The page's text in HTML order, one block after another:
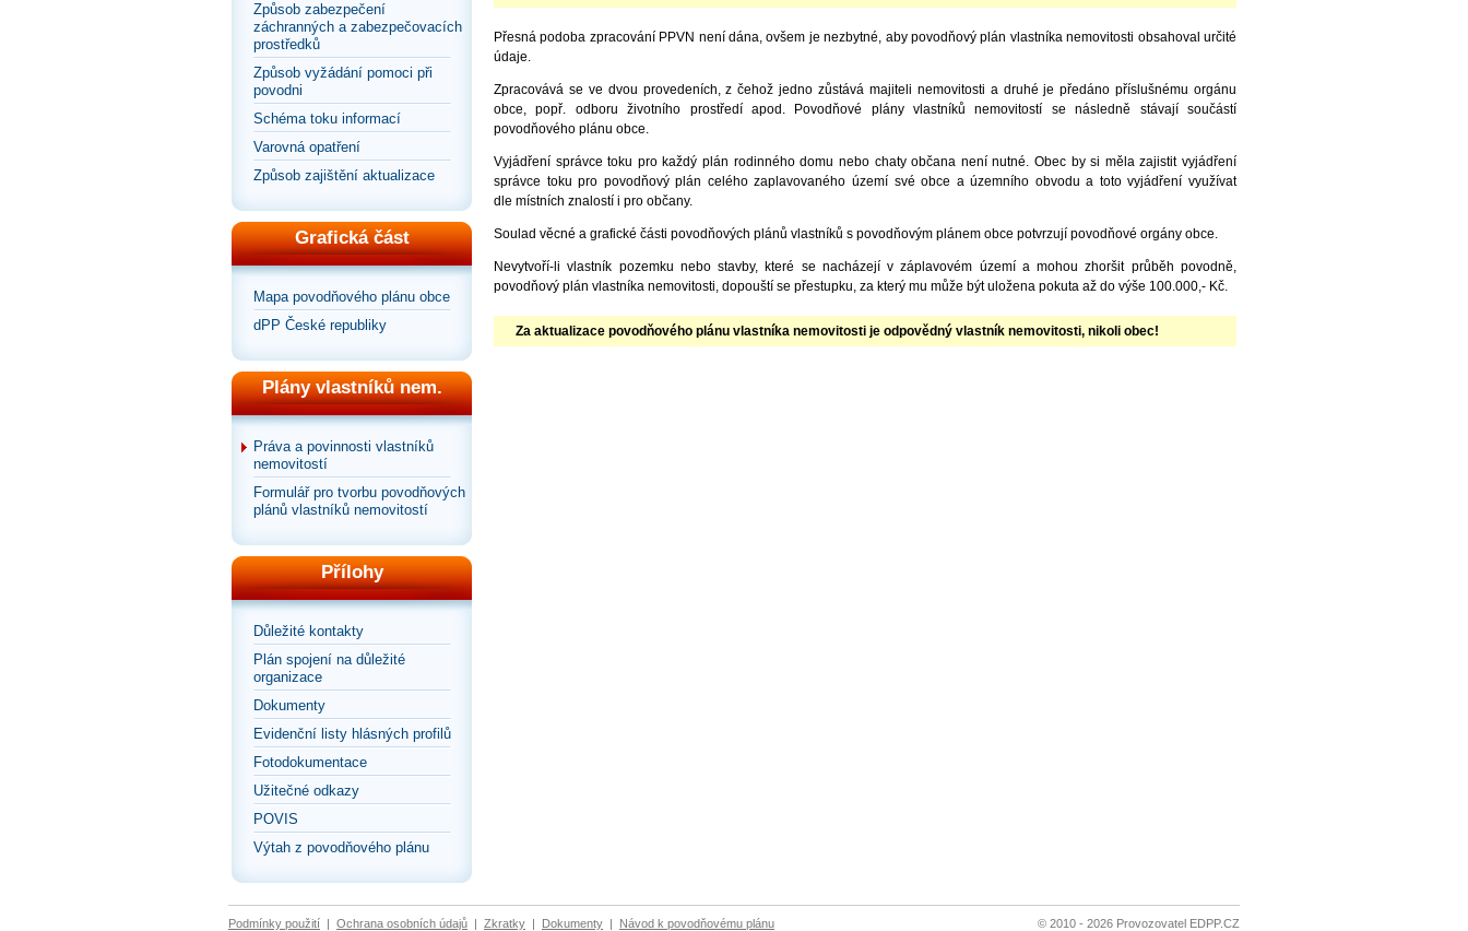
Způsob zabezpečení
záchranných a zabezpečovacích
prostředků
Způsob vyžádání pomoci při
povodni
Schéma toku informací
Varovná opatření
Způsob zajištění aktualizace
Grafická část
Mapa povodňového plánu obce
dPP České republiky
Plány vlastníků nem.
Práva a povinnosti vlastníků
nemovitostí
Formulář pro tvorbu povodňových
plánů vlastníků nemovitostí
Přílohy
Důležité kontakty
Plán spojení na důležité
organizace
Dokumenty
Evidenční listy hlásných profilů
Fotodokumentace
Užitečné odkazy
POVIS
Výtah z povodňového plánu
Přesná podoba zpracování PPVN není dána, ovšem je nezbytné, aby povodňový plán vlastníka nemovitosti obsahoval určité
údaje.
Zpracovává se ve dvou provedeních, z čehož jedno zůstává majiteli nemovitosti a druhé je předáno příslušnému orgánu
obce, popř. odboru životního prostředí apod. Povodňové plány vlastníků nemovitostí se následně stávají součástí
povodňového plánu obce.
Vyjádření správce toku pro každý plán rodinného domu nebo chaty občana není nutné. Obec by si měla zajistit vyjádření
správce toku pro povodňový plán celého zaplavovaného území své obce a územního obvodu a toto vyjádření využívat
dle místních znalostí i pro občany.
Soulad věcné a grafické části povodňových plánů vlastníků s povodňovým plánem obce potvrzují povodňové orgány obce.
Nevytvoří-li vlastník pozemku nebo stavby, které se nacházejí v záplavovém území a mohou zhoršit průběh povodně,
povodňový plán vlastníka nemovitosti, dopouští se přestupku, za který mu může být uložena pokuta až do výše 100.000,- Kč.
Za aktualizace povodňového plánu vlastníka nemovitosti je odpovědný vlastník nemovitosti, nikoli obec!
Podmínky použití | Ochrana osobních údajů | Zkratky | Dokumenty | Návod k povodňovému plánu © 2010 - 2026 Provozovatel EDPP.CZ